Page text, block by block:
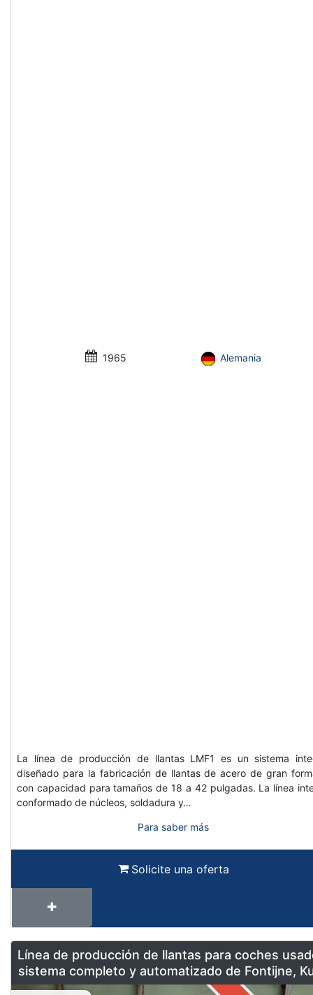
1965 Alemania
La línea de producción de llantas LMF1 es un sistema
diseñado para la fabricación de llantas de acero de gran
con capacidad para tamaños de 18 a 42 pulgadas. La línea
conformado de núcleos, soldadura y…
Para saber más
Solicite una oferta
Línea de producción de llantas para coches
sistema completo y automatizado de Fontijne,
& Georg